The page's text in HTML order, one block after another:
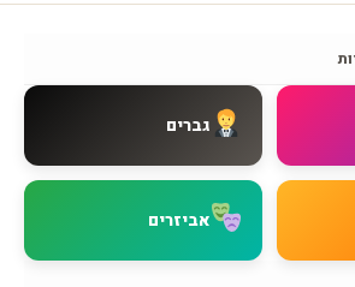
גברים
אביזרים